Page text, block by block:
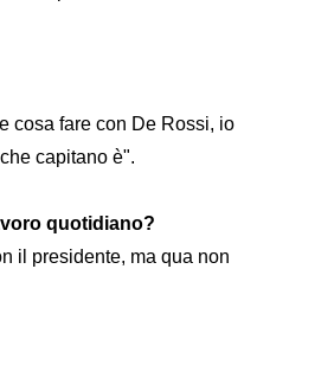
cosa fare con De Rossi, io
capitano è".
quotidiano?
il presidente, ma qua non